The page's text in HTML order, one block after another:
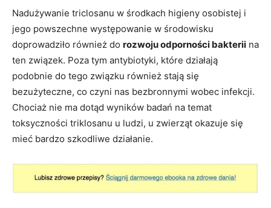
Nadużywanie triclosanu w środkach higieny osobistej i
jego powszechne występowanie w środowisku
doprowadziło również do rozwoju odporności bakterii na
ten związek. Poza tym antybiotyki, które działają
podobnie do tego związku również stają się
bezużyteczne, co czyni nas bezbronnymi wobec infekcji.
Chociaż nie ma dotąd wyników badań na temat
toksyczności triklosanu u ludzi, u zwierząt okazuje się
mieć bardzo szkodliwe działanie.